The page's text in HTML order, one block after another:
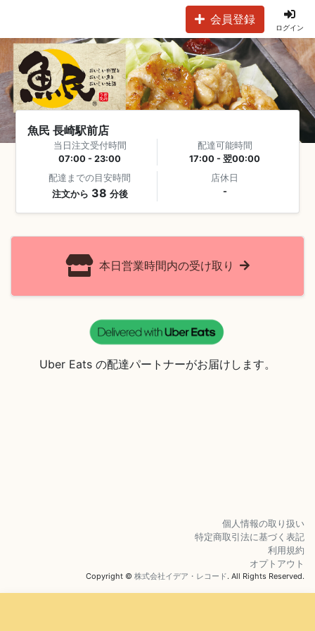
会員登録
ログイン
魚民 長崎駅前店
当日注文受付時間
07:00 - 23:00
配達可能時間
17:00 - 翌00:00
配達までの目安時間
注文から 38 分後
店休日
-
本日営業時間内の受け取り
Uber Eats の配達パートナーがお届けします。
個人情報の取り扱い
特定商取引法に基づく表記
利用規約
オプトアウト
Copyright © 株式会社イデア・レコード. All Rights Reserved.